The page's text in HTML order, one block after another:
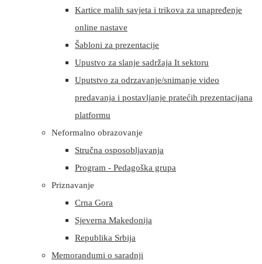
Kartice malih savjeta i trikova za unapređenje
online nastave
Šabloni za prezentacije
Upustvo za slanje sadržaja It sektoru
Uputstvo za odrzavanje/snimanje video
predavanja i postavljanje pratećih prezentacijana
platformu
Neformalno obrazovanje
Stručna osposobljavanja
Program - Pedagoška grupa
Priznavanje
Crna Gora
Sjeverna Makedonija
Republika Srbija
Memorandumi o saradnji